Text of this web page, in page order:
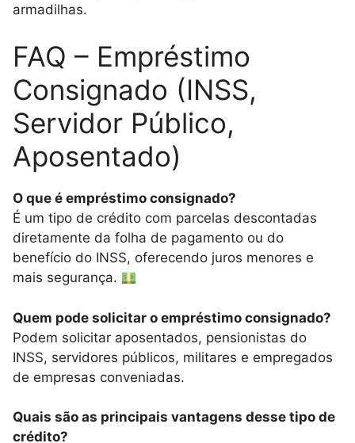
armadilhas.
FAQ – Empréstimo
Consignado (INSS,
Servidor Público,
Aposentado)
O que é empréstimo consignado?
É um tipo de crédito com parcelas descontadas
diretamente da folha de pagamento ou do
benefício do INSS, oferecendo juros menores e
mais segurança.
Quem pode solicitar o empréstimo consignado?
Podem solicitar aposentados, pensionistas do
INSS, servidores públicos, militares e empregados
de empresas conveniadas.
Quais são as principais vantagens desse tipo de
crédito?